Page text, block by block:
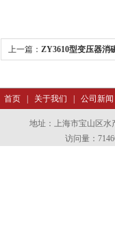
上一篇： ZY3610型变压器消
首页| 关于我们 | 公司新闻
地址：上海市宝山区水
访问量：